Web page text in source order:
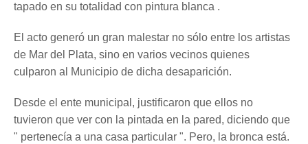
tapado en su totalidad con pintura blanca .
El acto generó un gran malestar no sólo entre los artistas
de Mar del Plata, sino en varios vecinos quienes
culparon al Municipio de dicha desaparición.
Desde el ente municipal, justificaron que ellos no
tuvieron que ver con la pintada en la pared, diciendo que
" pertenecía a una casa particular ". Pero, la bronca está.